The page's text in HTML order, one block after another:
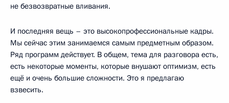
не безвозвратные вливания.
И последняя вещь – это высокопрофессиональные кадры.
Мы сейчас этим занимаемся самым предметным образом.
Ряд программ действует. В общем, тема для разговора есть,
есть некоторые моменты, которые внушают оптимизм, есть
ещё и очень большие сложности. Это я предлагаю
взвесить.